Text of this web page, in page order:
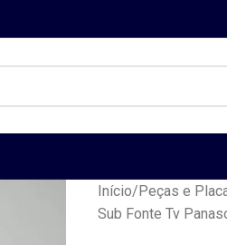
Início Peças e
Sub Fonte Tv